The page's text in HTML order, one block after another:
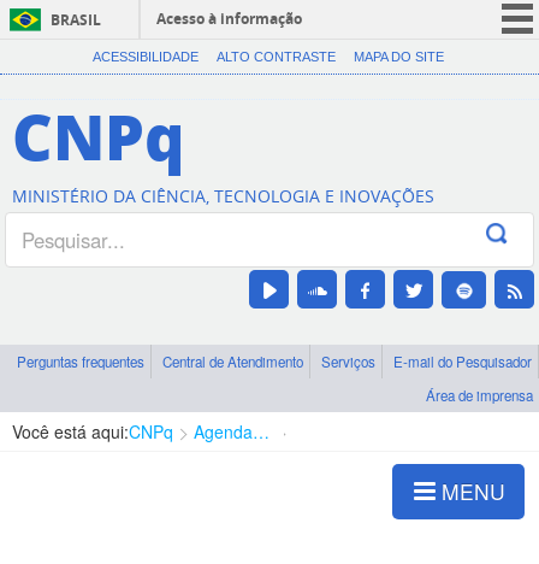
BRASIL
Acesso à informação
CORONAVÍRUS (COVID-19)
Canais
ACESSIBILIDADE ALTO CONTRASTE MAPA DO SITE
CNPq
MINISTÉRIO DA CIÊNCIA, TECNOLOGIA E INOVAÇÕES
Perguntas frequentes Central de Atendimento Serviços
E-mail do Pesquisador
Área de imprensa
Você está aqui:CNPq Agenda de autoridades
MENU